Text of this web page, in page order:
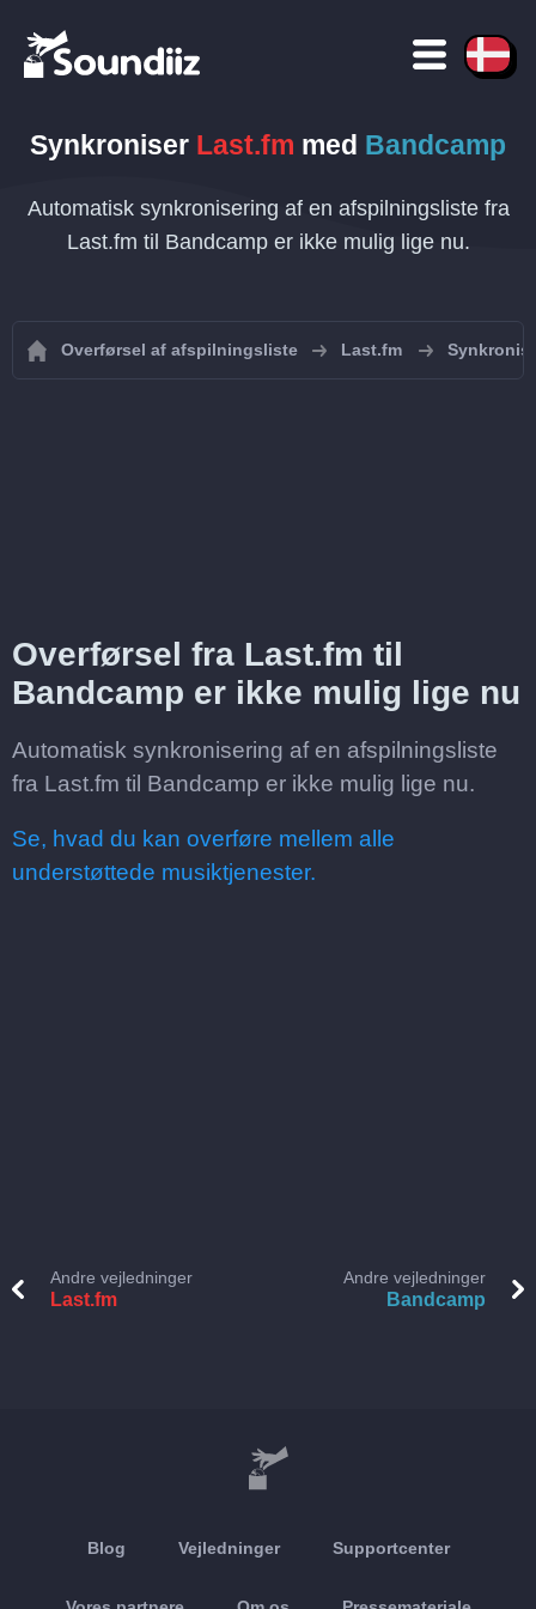
Synkroniser Last.fm med Bandcamp
Automatisk synkronisering af en afspilningsliste fra
Last.fm til Bandcamp er ikke mulig lige nu.
Overførsel af afspilningsliste Last.fm
Overførsel fra Last.fm til
Bandcamp er ikke mulig lige nu
Automatisk synkronisering af en afspilningsliste
fra Last.fm til Bandcamp er ikke mulig lige nu.
Se, hvad du kan overføre mellem alle
understøttede musiktjenester.
Andre vejledninger
Last.fm
Andre vejledninger
Bandcamp
Blog Vejledninger Supportcenter